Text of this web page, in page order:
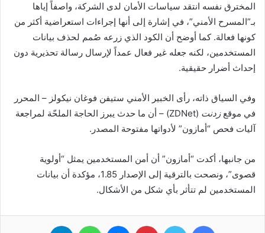
المخترق نفسه انتقد سياسات الأمان لدى الشركة، واصفاً إياها
بـ”المسرح الأمني”، في إشارة إلى أنها إجراءات استعراضية أكثر من
كونها فعالة. كما أوضح أن الكود الذي زرعه صُمم لحذف بيانات
المستخدمين، لكنه جعله غير فعال عمداً لإرسال رسالة تحذيرية دون
إحداث أضرار حقيقية.
وفي السياق ذاته، رأى الخبير الأمني ستيفن فوغان نيكولز – المحرر
في موقعزدنت
(ZDNet) – أن ما حدث يبرز الحاجة الملحّة لمراجعة
آليات فحص “أمازون” لأدواتها مفتوحة المصدر.
من جانبها، أكدت “أمازون” أن أمن المستخدمين يمثل “أولوية
قصوى”، ونصحت بالترقية إلى الإصدار 1.85، مؤكدة أن بيانات
المستخدمين لم تتأثر بأي شكل من الأشكال.
فيسبوك تويتر بينتيريست ماسنجر واتساب